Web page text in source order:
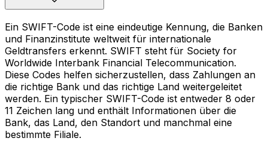
Ein SWIFT-Code ist eine eindeutige Kennung, die Banken
und Finanzinstitute weltweit für internationale
Geldtransfers erkennt. SWIFT steht für Society for
Worldwide Interbank Financial Telecommunication.
Diese Codes helfen sicherzustellen, dass Zahlungen an
die richtige Bank und das richtige Land weitergeleitet
werden. Ein typischer SWIFT-Code ist entweder 8 oder
11 Zeichen lang und enthält Informationen über die
Bank, das Land, den Standort und manchmal eine
bestimmte Filiale.